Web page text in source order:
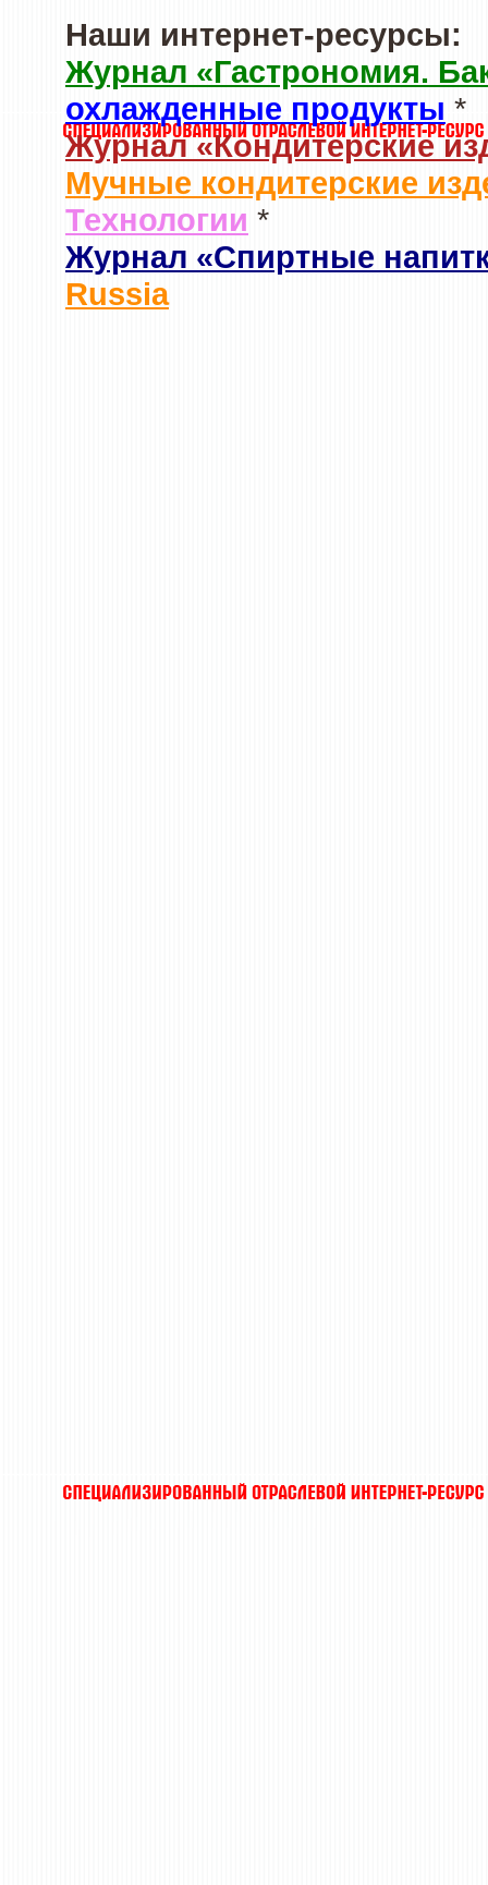
Наши интернет-ресурсы:
Журнал «Гастрономия.
охлажденные продукты *
Журнал «Кондитерские
Мучные кондитерские
Технологии *
Журнал «Спиртные
Russia